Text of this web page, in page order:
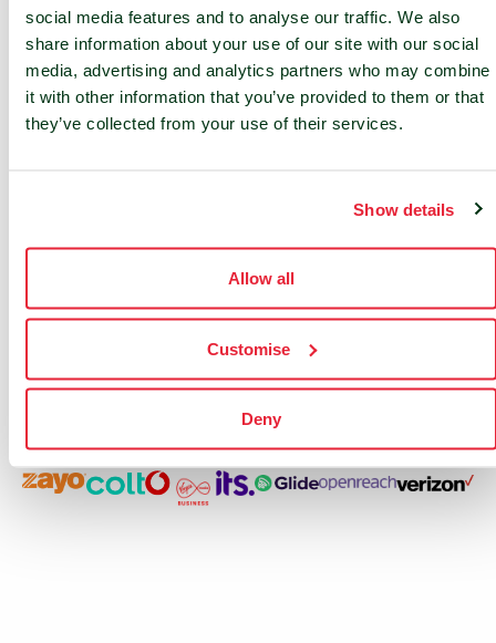
social media features and to analyse our traffic. We also
share information about your use of our site with our social
media, advertising and analytics partners who may combine
it with other information that you’ve provided to them or that
they’ve collected from your use of their services.
Show details
Allow all
Customise
Deny
24/7 ONDERSTEUNING
24/7 servicedesk en 24/7 toegang
tot NOC-diensten
Onze Partners